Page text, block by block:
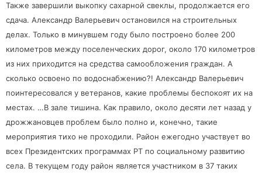
Также завершили выкопку сахарной свеклы, продолжается его
сдача. Александр Валерьевич остановился на строительных
делах. Только в минувшем году было построено более 200
километров между поселенческих дорог, около 170 километров
из них приходится на средства самообложения граждан. А
сколько освоено по водоснабжению?! Александр Валерьевич
поинтересовался у ветеранов, какие проблемы беспокоят их на
местах. …В зале тишина. Как правило, около десяти лет назад у
дрожжановцев проблем было полно и, конечно, такие
мероприятия тихо не проходили. Район ежегодно участвует во
всех Президентских программах РТ по социальному развитию
села. В текущем году район является участником в 37 таких